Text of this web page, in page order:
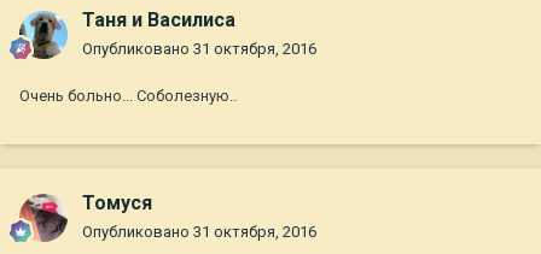
Таня и Василиса
Опубликовано 31 октября, 2016
Очень больно... Соболезную..
Томуся
Опубликовано 31 октября, 2016